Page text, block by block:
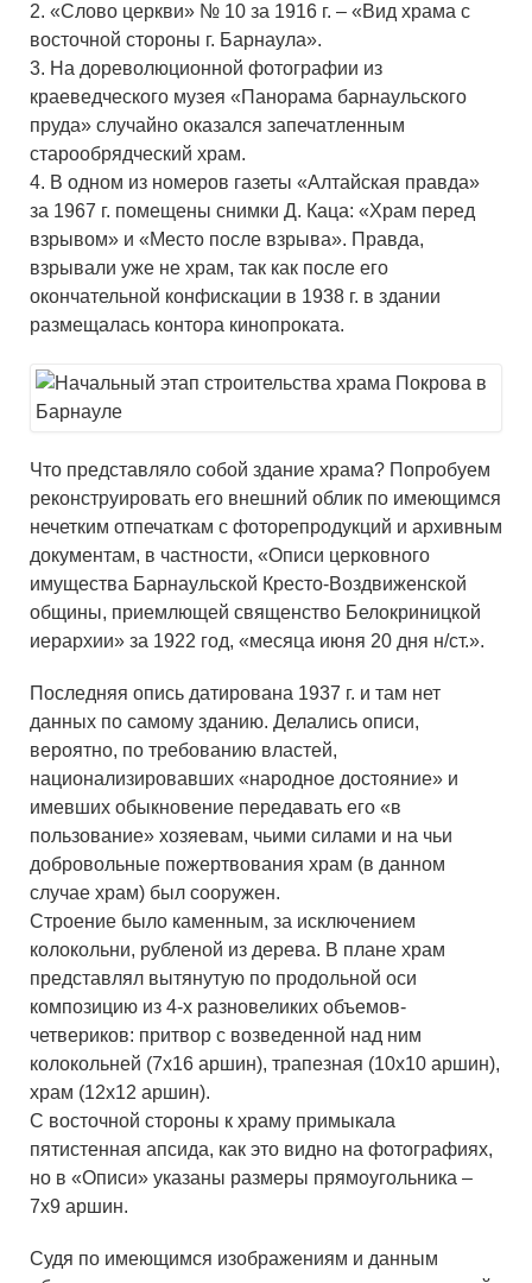
2. «Слово церкви» № 10 за 1916 г. – «Вид храма с
восточной стороны г. Барнаула».
3. На дореволюционной фотографии из
краеведческого музея «Панорама барнаульского
пруда» случайно оказался запечатленным
старообрядческий храм.
4. В одном из номеров газеты «Алтайская правда»
за 1967 г. помещены снимки Д. Каца: «Храм перед
взрывом» и «Место после взрыва». Правда,
взрывали уже не храм, так как после его
окончательной конфискации в 1938 г. в здании
размещалась контора кинопроката.
Что представляло собой здание храма? Попробуем
реконструировать его внешний облик по имеющимся
нечетким отпечаткам с фоторепродукций и архивным
документам, в частности, «Описи церковного
имущества Барнаульской Кресто-Воздвиженской
общины, приемлющей священство Белокриницкой
иерархии» за 1922 год, «месяца июня 20 дня н/ст.».
Последняя опись датирована 1937 г. и там нет
данных по самому зданию. Делались описи,
вероятно, по требованию властей,
национализировавших «народное достояние» и
имевших обыкновение передавать его «в
пользование» хозяевам, чьими силами и на чьи
добровольные пожертвования храм (в данном
случае храм) был сооружен.
Строение было каменным, за исключением
колокольни, рубленой из дерева. В плане храм
представлял вытянутую по продольной оси
композицию из 4-х разновеликих объемов-
четвериков: притвор с возведенной над ним
колокольней (7x16 аршин), трапезная (10x10 аршин),
храм (12x12 аршин).
С восточной стороны к храму примыкала
пятистенная апсида, как это видно на фотографиях,
но в «Описи» указаны размеры прямоугольника –
7x9 аршин.
Судя по имеющимся изображениям и данным